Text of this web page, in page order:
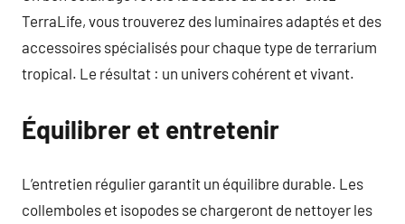
TerraLife, vous trouverez des luminaires adaptés et des
accessoires spécialisés pour chaque type de terrarium
tropical. Le résultat : un univers cohérent et vivant.
Équilibrer et entretenir
L’entretien régulier garantit un équilibre durable. Les
collemboles et isopodes se chargeront de nettoyer les